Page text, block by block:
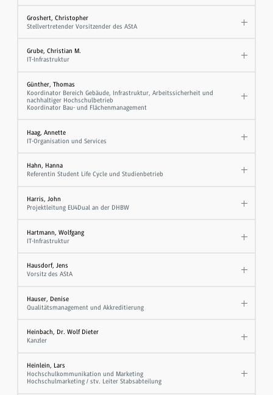
Groshert, Christopher
Stellvertretender Vorsitzender des AStA
Grube, Christian M.
IT-Infrastruktur
Günther, Thomas
Koordinator Bereich Gebäude, Infrastruktur, Arbeitssicherheit und
nachhaltiger Hochschulbetrieb
Koordinator Bau- und Flächenmanagement
Haag, Annette
IT-Organisation und Services
Hahn, Hanna
Referentin Student Life Cycle und Studienbetrieb
Harris, John
Projektleitung EU4Dual an der DHBW
Hartmann, Wolfgang
IT-Infrastruktur
Hausdorf, Jens
Vorsitz des AStA
Hauser, Denise
Qualitätsmanagement und Akkreditierung
Heinbach, Dr. Wolf Dieter
Kanzler
Heinlein, Lars
Hochschulkommunikation und Marketing
Hochschulmarketing / stv. Leiter Stabsabteilung